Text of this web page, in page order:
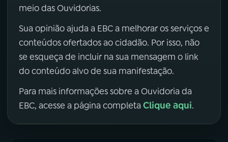
meio das Ouvidorias.
Sua opinião ajuda a EBC a melhorar os serviços e
conteúdos ofertados ao cidadão. Por isso, não
se esqueça de incluir na sua mensagem o link
do conteúdo alvo de sua manifestação.
Para mais informações sobre a Ouvidoria da
EBC, acesse a página completa Clique aqui.